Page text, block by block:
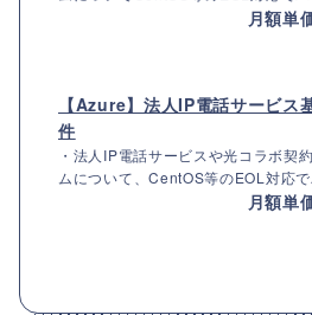
月額単
【Azure】法人IP電話サービス
件
・法人IP電話サービスや光コラボ契
ムについて、CentOS等のEOL対応
月額単